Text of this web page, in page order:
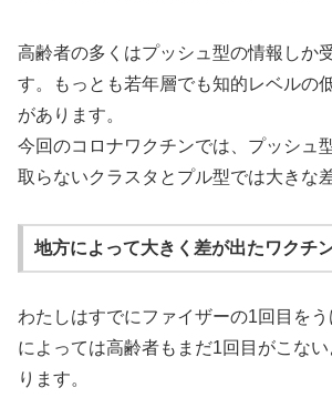
高齢者の多くはプッシュ型の情報しか
す。もっとも若年層でも知的レベルの
があります。
今回のコロナワクチンでは、プッシュ
取らないクラスタとプル型では大きな
地方によって大きく差が出たワクチ
わたしはすでにファイザーの1回目を
によっては高齢者もまだ1回目がこな
ります。